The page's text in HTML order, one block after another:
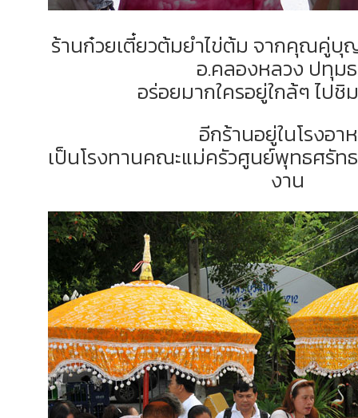
ร้านก๋วยเตี๋ยวต้มยำไข่ต้ม จากคุณคู่
อ.คลองหลวง ปทุม
อร่อยมากใครอยู่ใกล้ๆ ไป
อีกร้านอยู่ในโรงอา
เป็นโรงทานคณะแม่ครัวศูนย์พุทธศรัท
งาน